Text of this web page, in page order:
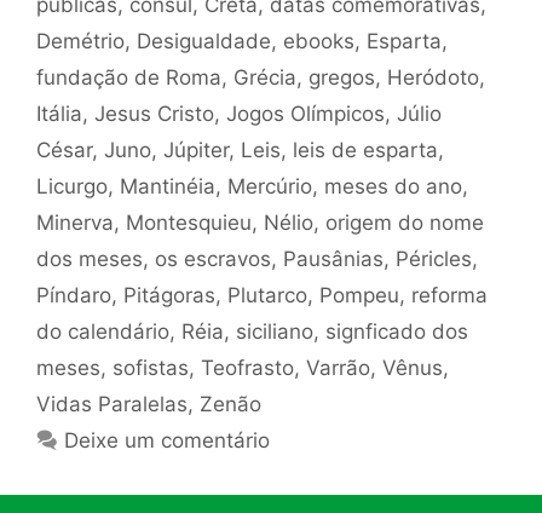
Demétrio, Desigualdade, ebooks, Esparta,
fundação de Roma, Grécia, gregos, Heródoto,
Itália, Jesus Cristo, Jogos Olímpicos, Júlio
César, Juno, Júpiter, Leis, leis de esparta,
Licurgo, Mantinéia, Mercúrio, meses do ano,
Minerva, Montesquieu, Nélio, origem do nome
dos meses, os escravos, Pausânias, Péricles,
Píndaro, Pitágoras, Plutarco, Pompeu, reforma
do calendário, Réia, siciliano, signficado dos
meses, sofistas, Teofrasto, Varrão, Vênus,
Vidas Paralelas, Zenão
Deixe um comentário